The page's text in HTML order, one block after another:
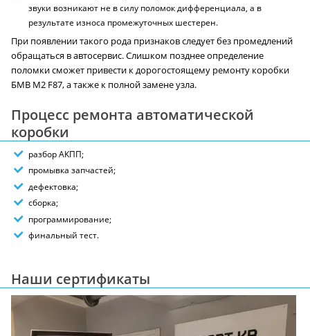
звуки возникают не в силу поломок дифференциала, а в
результате износа промежуточных шестерен.
При появлении такого рода признаков следует без промедлений
обращаться в автосервис. Слишком позднее определение
поломки сможет привести к дорогостоящему ремонту коробки
БМВ M2 F87, а также к полной замене узла.
Процесс ремонта автоматической
коробки
разбор АКПП;
промывка запчастей;
дефектовка;
сборка;
программирование;
финальный тест.
Наши сертификаты